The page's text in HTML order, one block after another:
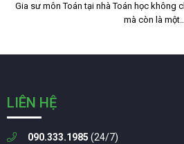
Gia sư môn Toán tại nhà Toán học không
mà còn là
LIÊN HỆ
090.333.1985 (24/7)